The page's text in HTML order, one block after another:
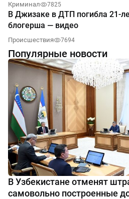
Криминал 7825
В Джизаке в ДТП погибла 21-
блогерша — видео
Происшествия 7694
Популярные новости
В Узбекистане отменят
самовольно построенные